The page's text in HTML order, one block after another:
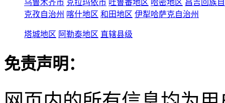
乌鲁木齐市 克拉玛依市 吐鲁番地区 哈密地区 昌吉回族
克孜自治州 喀什地区 和田地区 伊犁哈萨克自治州
塔城地区 阿勒泰地区 直辖县级
免责声明：